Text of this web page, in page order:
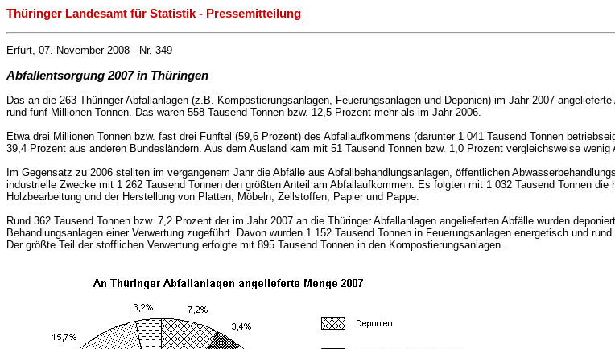
Thüringer Landesamt für Statistik - Pressemitteilung
Erfurt, 07. November 2008 - Nr. 349
Abfallentsorgung 2007 in Thüringen
Das an die 263 Thüringer Abfallanlagen (z.B. Kompostierungsanlagen, Feuerungsanlagen und Deponien) im Jahr 2007
rund fünf Millionen Tonnen. Das waren 558 Tausend Tonnen bzw. 12,5 Prozent mehr als im Jahr 2006.
Etwa drei Millionen Tonnen bzw. fast drei Fünftel (59,6 Prozent) des Abfallaufkommens (darunter 1 041 Tausend Tonnen
39,4 Prozent aus anderen Bundesländern. Aus dem Ausland kam mit 51 Tausend Tonnen bzw. 1,0 Prozent vergleichsweise wenig
Im Gegensatz zu 2006 stellten im vergangenem Jahr die Abfälle aus Abfallbehandlungsanlagen, öffentlichen
industrielle Zwecke mit 1 262 Tausend Tonnen den größten Anteil am Abfallaufkommen. Es folgten mit 1 032 Tausend Tonnen
Holzbearbeitung und der Herstellung von Platten, Möbeln, Zellstoffen, Papier und Pappe.
Rund 362 Tausend Tonnen bzw. 7,2 Prozent der im Jahr 2007 an die Thüringer Abfallanlagen angelieferten Abfälle wurden
Behandlungsanlagen einer Verwertung zugeführt. Davon wurden 1 152 Tausend Tonnen in Feuerungsanlagen energetisch und
Der größte Teil der stofflichen Verwertung erfolgte mit 895 Tausend Tonnen in den Kompostierungsanlagen.